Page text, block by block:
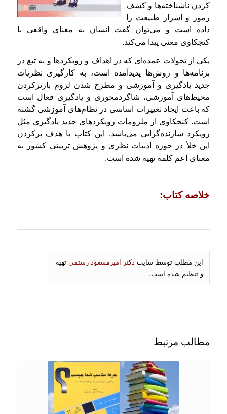
کردن ناشناخته‌ها و کشف
رموز و اسرار طبیعت را
داده است و می­‌توان گفت انسان به معنای واقعی با
کنجکاوی معنی پیدا می‌کند.
یکی از تحولات عمده‌ای که در اهداف و رویکردها و به تبع در
برنامه‌ها و روش‌ها پدیدآمده است، به کارگیری نظریات
جدید یادگیری و آموزشی و مطرح شدن لزوم بازترکردن
محیط‌های آموزشی، شاگردمحوری و یادگیری فعال است
که باعث ایجاد تغییرات اساسی در نظام‌های آموزشی گشته
است. کنجکاوی از ملزومات رویکردهای جدید یادگیری مثل
رویکرد سازنده‌گرایی می‌باشد. این کتاب با هدف پرکردن
این خلأ در حوزه ادبیات نظری و پژوهش تربیتی کشور به
معنای اعم کلمه تهیه شده است.
خلاصه كتاب:
اين مطلب توسط سايت دكتر اميرمسعود رستميتهيه
و تنظيم شده است.
مطالب مرتبط